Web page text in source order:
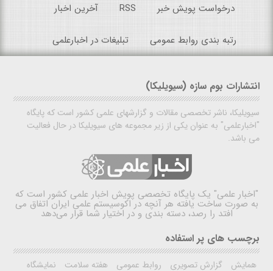
درخواست پویش خبر RSS آخرین اخبار
رتبه بندی روابط عمومی تبلیغات در اخبارعلمی
انتشارات بوم سازه (سیویلیکا)
سیویلیکا، ناشر تخصصی مقالات و گزارشهای علمی کشور است که پایگاه
"اخبارعلمی" به عنوان یکی از زیر مجموعه های سیویلیکا در حال فعالیت
می باشد.
"اخبار علمی" یک پایگاه تخصصی پویش اخبار علمی کشور است که
به صورت ساخت یافته هر آنچه در اکوسیستم علمی ایران اتفاق می
افتد را رصد، دسته بندی و در اختیار شما قرار می‌دهد
برچسب های پر استفاده
همایش گزارش تصویری روابط عمومی هفته سلامت نمایشگاه